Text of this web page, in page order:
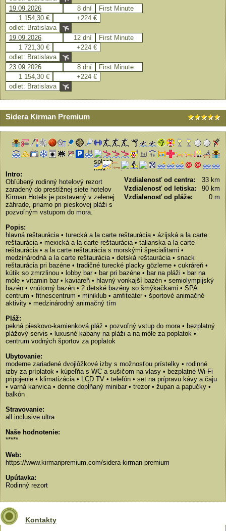
19.09.2026
8 dní
First Minute
1 154,30 €
+224 €
odlet: Bratislava
19.09.2026
12 dní
First Minute
1 721,30 €
+224 €
odlet: Bratislava
23.09.2026
8 dní
First Minute
1 154,30 €
+224 €
odlet: Bratislava
Sidera Kirman Premium
Vzdialenosť od centra:
33 km
Vzdialenosť od letiska:
90 km
Vzdialenosť od pláže:
0 m
Intro:
Obľúbený rodinný hotelový rezort
zaradený do prestížnej siete hotelov
Kirman Hotels je postavený v zelenej
záhrade, priamo pri pieskovej pláži s
pozvoľným vstupom do mora.
Popis:
hlavná reštaurácia • turecká a la carte reštaurácia • ázijská a la carte
reštaurácia • mexická a la carte reštaurácia • talianska a la carte
reštaurácia • a la carte reštaurácia s morskými špecialitami •
medzinárodná a la carte reštaurácia • detská reštaurácia • snack
reštaurácia pri bazéne • tradičné turecké placky gözleme • cukráreň •
kútik so zmrzlinou • lobby bar • bar pri bazéne • bar na pláži • bar na
móle • vitamin bar • kaviareň • hlavný vonkajší bazén • semiolympijský
bazén • vnútorný bazén • 2 detské bazény so šmýkačkami • SPA
centrum • fitnescentrum • miniklub • amfiteáter • športové animačné
aktivity • medzinárodný animačný tím
Pláž:
pekná pieskovo-kamienková pláž • pozvoľný vstup do mora • bezplatný
plážový servis • luxusné kabany na pláži a na móle za poplatok •
centrum vodných športov za poplatok
Ubytovanie:
moderne zariadené dvojlôžkové izby s možnosťou prístelky • rodinné
izby za príplatok • kúpeľňa s WC a sušičom na vlasy • bezplatné Wi-Fi
pripojenie • klimatizácia • LCD TV • telefón • set na prípravu kávy a čaju
• varná kanvica • denne dopĺňaný minibar • trezor • župan a papučky •
balkón
Stravovanie:
all inclusive ultra
Naše hodnotenie:
*****
Web:
https://www.kirmanpremium.com/sidera-kirman-premium
Upútavka:
Rodinný rezort
Kontakty